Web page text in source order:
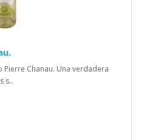
Chanau. Una verdadera
s..